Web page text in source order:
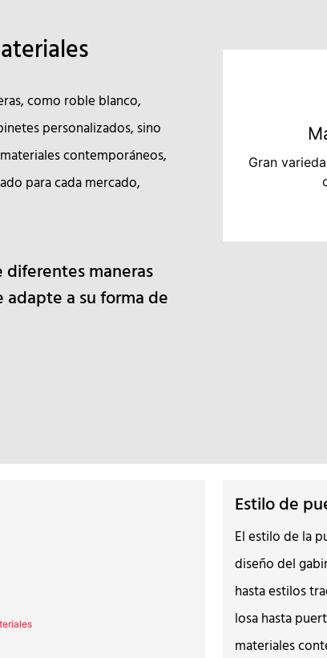
como roble blanco,
personalizados, sino
contemporáneos,
para cada mercado,
maneras
a su forma de
Gran
Estilo de
El estilo de la
diseño del
hasta estilos
losa hasta
materiales